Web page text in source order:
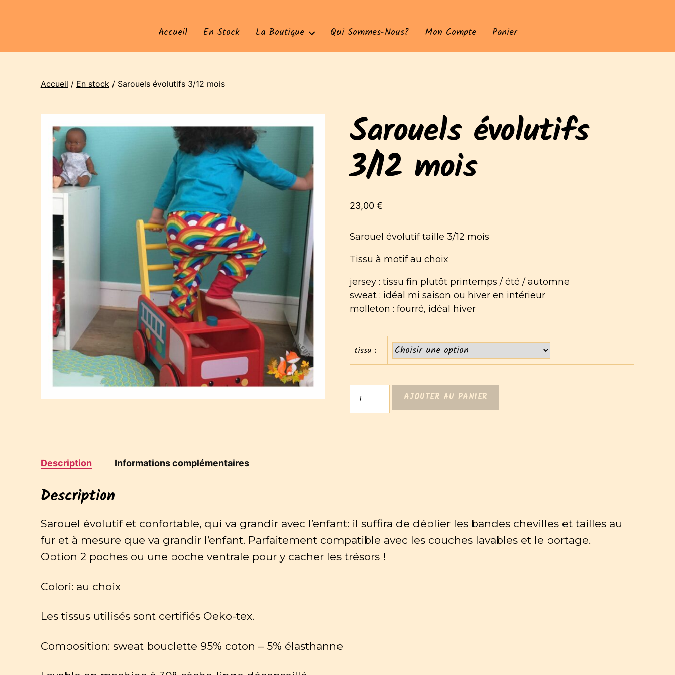
Accueil En Stock La Boutique Qui Sommes-Nous? Mon Compte Panier
Accueil / En stock / Sarouels évolutifs 3/12 mois
Sarouels évolutifs
3/12 mois
23,00 €
Sarouel évolutif taille 3/12 mois
Tissu à motif au choix
jersey : tissu fin plutôt printemps / été / automne
sweat : idéal mi saison ou hiver en intérieur
molleton : fourré, idéal hiver
tissu :
Sarouels
AJOUTER AU PANIER
Description Informations complémentaires
Description
Sarouel évolutif et confortable, qui va grandir avec l’enfant: il suffira de déplier les bandes chevilles et tailles au
fur et à mesure que va grandir l’enfant. Parfaitement compatible avec les couches lavables et le portage.
Option 2 poches ou une poche ventrale pour y cacher les trésors !
Colori: au choix
Les tissus utilisés sont certifiés Oeko-tex.
Composition: sweat bouclette 95% coton – 5% élasthanne